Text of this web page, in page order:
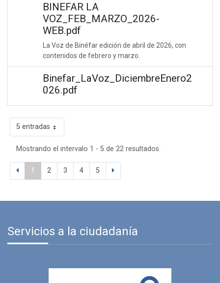
BINEFAR LA
VOZ_FEB_MARZO_2026-
WEB.pdf
La Voz de Binéfar edición de abril de 2026, con
contenidos de febrero y marzo.
Binefar_LaVoz_DiciembreEnero2
026.pdf
5 entradas
Mostrando el intervalo 1 - 5 de 22 resultados.
1 2 3 4 5
Servicios a la ciudadanía